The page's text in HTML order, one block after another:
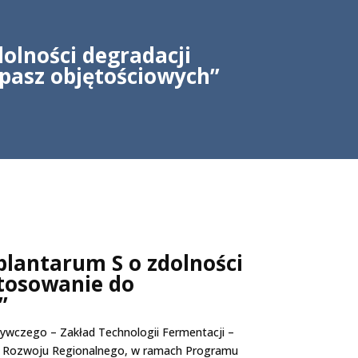
degradacji
objętościowych”
S o zdolności
do
– Zakład Technologii Fermentacji –
Regionalnego, w ramach Programu